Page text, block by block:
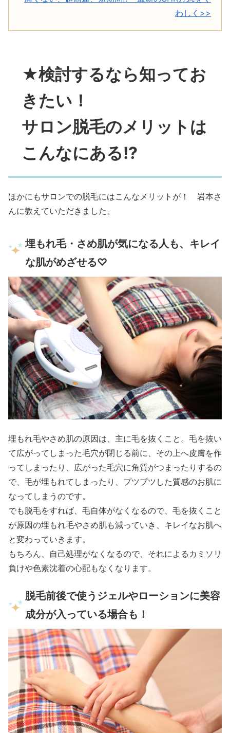
わしく>>
★検討するなら知ってお
きたい！
サロン脱毛のメリットは
こんなにある!?
ほかにもサロンでの脱毛にはこんなメリットが！ 岩本さ
んに教えていただきました。
埋もれ毛・さめ肌が気になる人も、キレイ
な肌がめざせる♡
埋もれ毛やさめ肌の原因は、主に毛を抜くこと。毛を抜い
て広がってしまった毛穴が閉じる前に、その上へ皮膚を作
ってしまったり、広がった毛穴に角質がつまったりするの
で、毛が埋もれてしまったり、プツプツした質感のお肌に
なってしまうのです。
でも脱毛をすれば、毛自体がなくなるので、毛を抜くこと
が原因の埋もれ毛やさめ肌も減っていき、キレイなお肌へ
と変わっていきます。
もちろん、自己処理がなくなるので、それによるカミソリ
負けや色素沈着の心配もなくなります。
脱毛前後で使うジェルやローションに美容
成分が入っている場合も！